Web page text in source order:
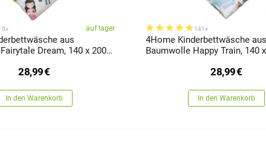
5x auf lager
aus
Dream, 140 x 200
28,99€
In den Warenkorb
141x
4Home Kinderbettwäsche aus
Baumwolle Happy Train, 140
28,99€
In den Warenkorb